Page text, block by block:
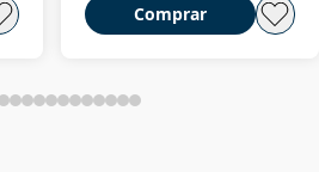
Comprar